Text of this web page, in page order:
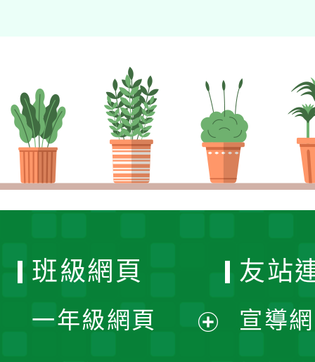
班級網頁
一年級網頁
友站
宣導